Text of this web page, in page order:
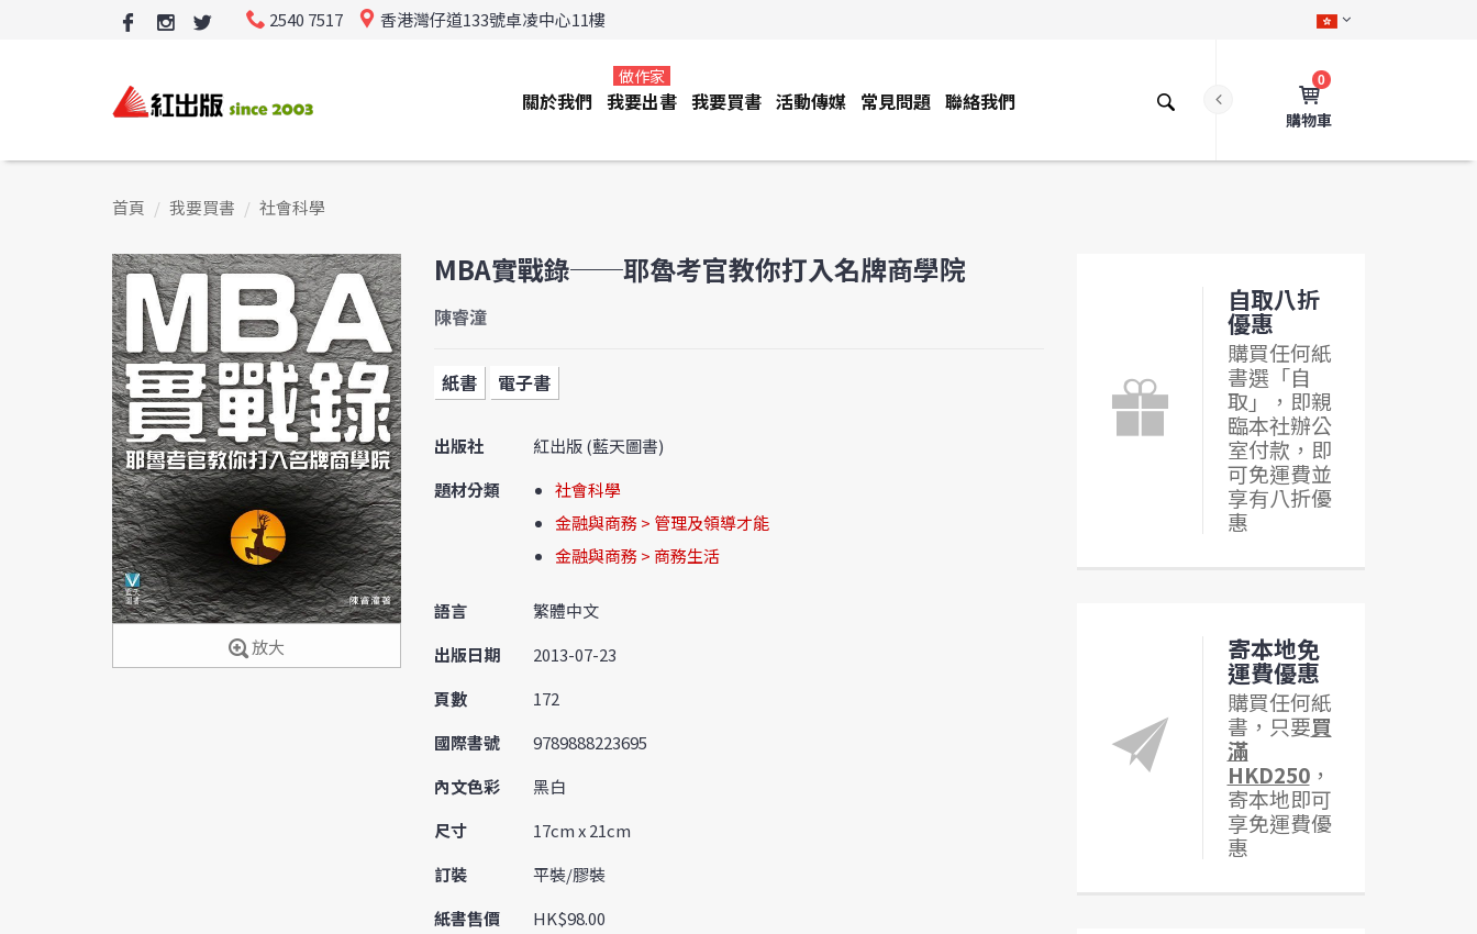
2540 7517 香港灣仔道133號卓凌中心11樓
0
購物車
關於我們 我要出書
做作家
我要買書 活動傳媒 常見問題 聯絡我們
首頁 我要買書 社會科學
放大
MBA實戰錄──耶魯考官教你打入名牌商學院
陳睿潼
紙書 電子書
出版社
紅出版 (藍天圖書)
題材分類
社會科學
金融與商務 > 管理及領導才能
金融與商務 > 商務生活
語言
繁體中文
出版日期
2013-07-23
頁數
172
國際書號
9789888223695
內文色彩
黑白
尺寸
17cm x 21cm
訂裝
平裝/膠裝
紙書售價
HK$98.00
自取八折
優惠
購買任何紙
書選「自
取」，即親
臨本社辦公
室付款，即
可免運費並
享有八折優
惠
寄本地免
運費優惠
購買任何紙
書，只要買
滿
HKD250，
寄本地即可
享免運費優
惠